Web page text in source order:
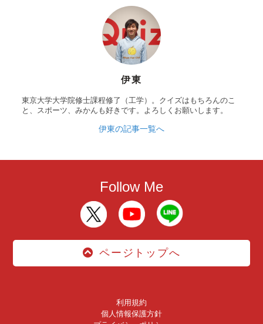
伊東
東京大学大学院修士課程修了（工学）。クイズはもちろんのこ
と、スポーツ、みかんも好きです。よろしくお願いします。
伊東の記事一覧へ
Follow Me
ページトップへ
利用規約
個人情報保護方針